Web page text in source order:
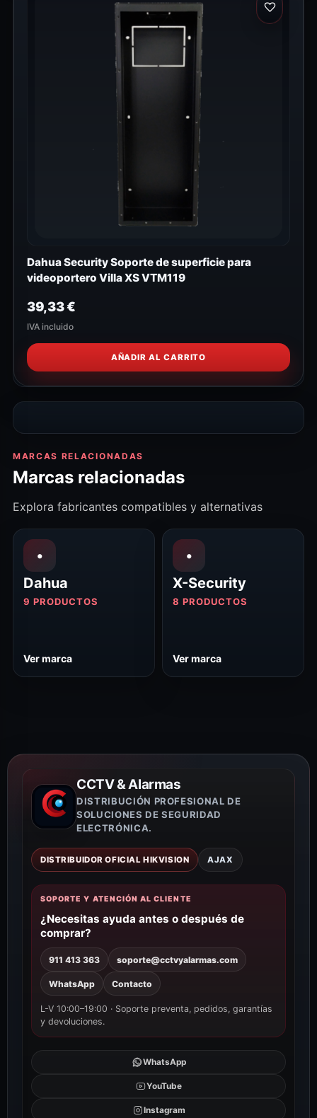
Dahua Security Soporte de superficie para
videoportero Villa XS VTM119
39,33€
IVA incluido
AÑADIR AL CARRITO
MARCAS RELACIONADAS
Marcas relacionadas
Explora fabricantes compatibles y alternativas
•
Dahua
9 PRODUCTOS
Ver marca
•
X-Security
8 PRODUCTOS
Ver marca
CCTV & Alarmas
DISTRIBUCIÓN PROFESIONAL DE
SOLUCIONES DE SEGURIDAD
ELECTRÓNICA.
DISTRIBUIDOR OFICIAL HIKVISION AJAX
SOPORTE Y ATENCIÓN AL CLIENTE
¿Necesitas ayuda antes o después de
comprar?
911 413 363 soporte@cctvyalarmas.com
WhatsApp Contacto
L-V 10:00–19:00 · Soporte preventa, pedidos, garantías
y devoluciones.
WhatsApp
YouTube
Instagram